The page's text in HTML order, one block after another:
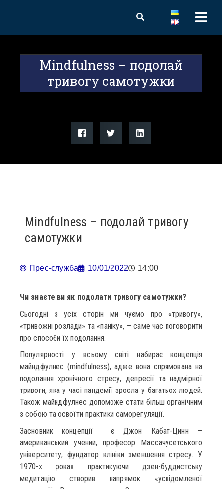
Mindfulness – подолай
тривогу самотужки
Mindfulness – подолай тривогу
самотужки
Прес-служба 10/01/2022 14:00
Чи знаєте ви як подолати тривогу самотужки?
Сьогодні з усіх сторін ми чуємо про «тривогу»,
«тривожні розлади» та «паніку», – саме час поговорити
про способи їх подолання.
Популярності у всьому світі набирає концепція
майндфулнес (mindfulness), адже вона спрямована на
подолання хронічного стресу, депресії та надмірної
тривоги, яка у часі пандемії зросла у багатьох людей.
Також майндфулнес допоможе стати більш органічним
з собою та освоїти практики саморегуляції.
Засновник концепції є Джон Кабат-Цинн –
американський учений, професор Массачусетського
університету, фундатор клініки зменшення стресу. У
1970-х роках практикуючи дзен-буддистську
медитацію створив напрямок «усвідомленої